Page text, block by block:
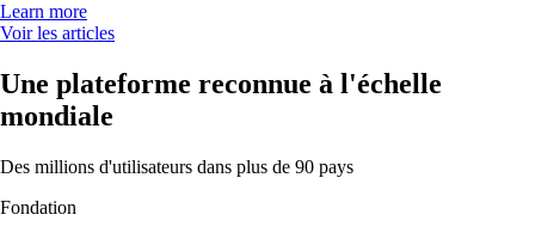
Learn more
Voir les articles
Une plateforme reconnue à l'échelle
mondiale
Des millions d'utilisateurs dans plus de 90 pays
Fondation